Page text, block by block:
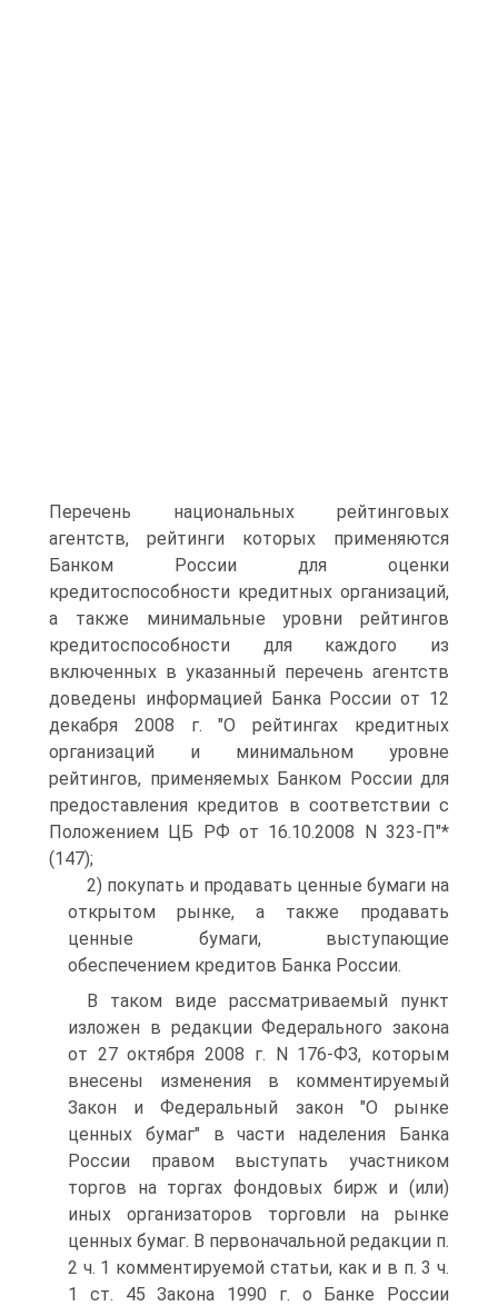
Перечень национальных рейтинговых
агентств, рейтинги которых применяются
Банком России для оценки
кредитоспособности кредитных организаций,
а также минимальные уровни рейтингов
кредитоспособности для каждого из
включенных в указанный перечень агентств
доведены информацией Банка России от 12
декабря 2008 г. "О рейтингах кредитных
организаций и минимальном уровне
рейтингов, применяемых Банком России для
предоставления кредитов в соответствии с
Положением ЦБ РФ от 16.10.2008 N 323-П"*
(147);
2) покупать и продавать ценные бумаги на
открытом рынке, а также продавать
ценные бумаги, выступающие
обеспечением кредитов Банка России.
В таком виде рассматриваемый пункт
изложен в редакции Федерального закона
от 27 октября 2008 г. N 176-ФЗ, которым
внесены изменения в комментируемый
Закон и Федеральный закон "О рынке
ценных бумаг" в части наделения Банка
России правом выступать участником
торгов на торгах фондовых бирж и (или)
иных организаторов торговли на рынке
ценных бумаг. В первоначальной редакции п.
2 ч. 1 комментируемой статьи, как и в п. 3 ч.
1 ст. 45 Закона 1990 г. о Банке России